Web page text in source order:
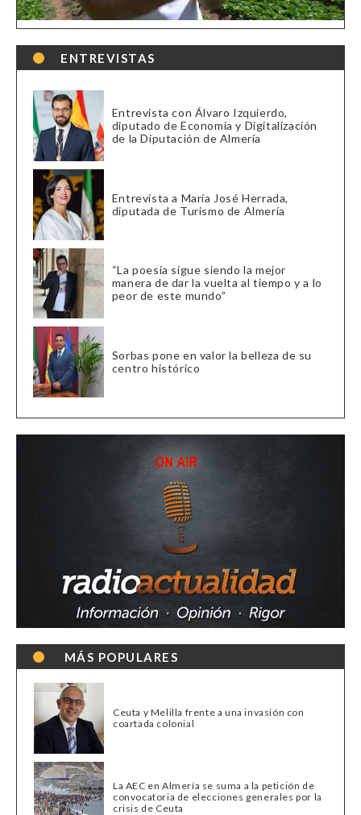
ENTREVISTAS
Entrevista con Álvaro Izquierdo,
diputado de Economía y Digitalización
de la Diputación de Almería
Entrevista a María José Herrada,
diputada de Turismo de Almería
“La poesía sigue siendo la mejor
manera de dar la vuelta al tiempo y a lo
peor de este mundo”
Sorbas pone en valor la belleza de su
centro histórico
MÁS POPULARES
Ceuta y Melilla frente a una invasión con
coartada colonial
La AEC en Almería se suma a la petición de
convocatoria de elecciones generales por la
crisis de Ceuta